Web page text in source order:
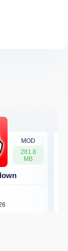
MOD
281.8
MB